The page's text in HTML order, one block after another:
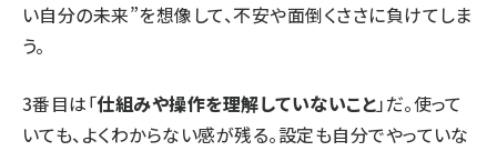
い自分の未来”を想像して、不安や面倒くささに負けてしま
う。
3番目は「仕組みや操作を理解していないこと」だ。使って
いても、よくわからない感が残る。設定も自分でやっていな